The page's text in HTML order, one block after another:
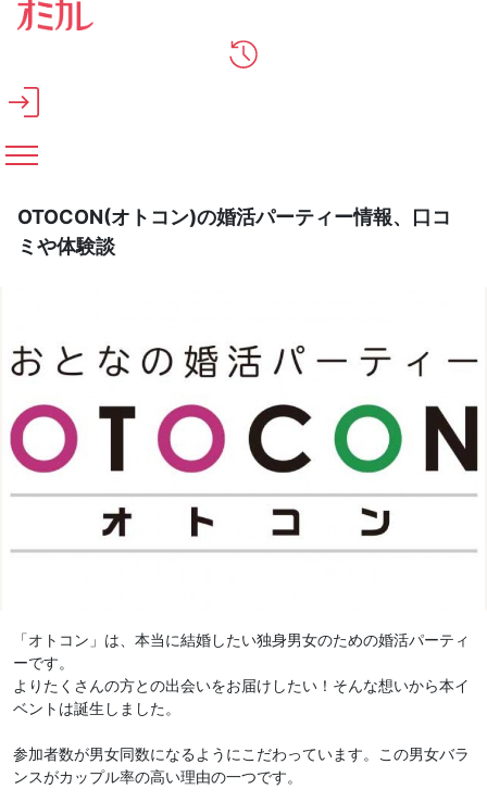
メインコンテンツへスキップ
OTOCON(オトコン)の婚活パーティー情報、口コ
ミや体験談
「オトコン」は、本当に結婚したい独身男女のための婚活パーティ
ーです。
よりたくさんの方との出会いをお届けしたい！そんな想いから本イ
ベントは誕生しました。
参加者数が男女同数になるようにこだわっています。この男女バラ
ンスがカップル率の高い理由の一つです。